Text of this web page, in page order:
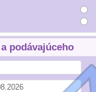
podávajúceho